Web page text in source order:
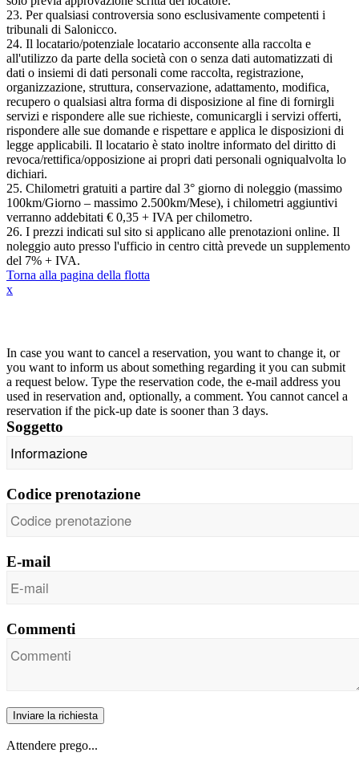
23. Per qualsiasi controversia sono esclusivamente competenti i
tribunali di Salonicco.
24. Il locatario/potenziale locatario acconsente alla raccolta e
all'utilizzo da parte della società con o senza dati automatizzati di
dati o insiemi di dati personali come raccolta, registrazione,
organizzazione, struttura, conservazione, adattamento, modifica,
recupero o qualsiasi altra forma di disposizione al fine di fornirgli
servizi e rispondere alle sue richieste, comunicargli i servizi offerti,
rispondere alle sue domande e rispettare e applica le disposizioni di
legge applicabili. Il locatario è stato inoltre informato del diritto di
revoca/rettifica/opposizione ai propri dati personali ogniqualvolta lo
dichiari.
25. Chilometri gratuiti a partire dal 3° giorno di noleggio (massimo
100km/Giorno – massimo 2.500km/Mese), i chilometri aggiuntivi
verranno addebitati € 0,35 + IVA per chilometro.
26. I prezzi indicati sul sito si applicano alle prenotazioni online. Il
noleggio auto presso l'ufficio in centro città prevede un supplemento
del 7% + IVA.
Torna alla pagina della flotta
x
In case you want to cancel a reservation, you want to change it, or
you want to inform us about something regarding it you can submit
a request below. Type the reservation code, the e-mail address you
used in reservation and, optionally, a comment. You cannot cancel a
reservation if the pick-up date is sooner than 3 days.
Soggetto
Codice prenotazione
E-mail
Commenti
Inviare la richiesta
Attendere prego...